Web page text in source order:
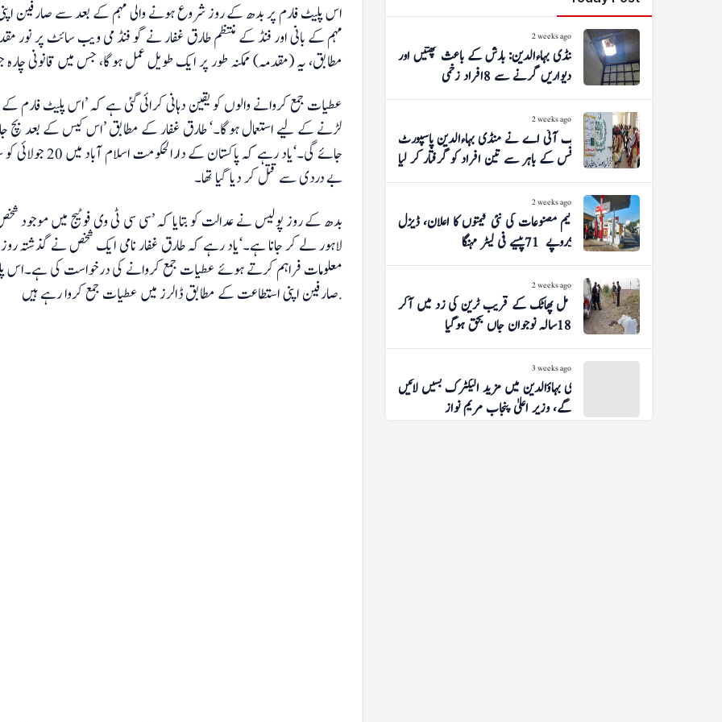
اس پلیٹ فارم پر بدھ کے روز شروع ہونے والی مہم کے بعد سے صارفین
مہم کے بانی اور فنڈ کے منتظم طارق غفار نے گو فنڈ می ویب سائٹ پر
مطابق، یہ (مقدمہ) ممکنہ طور پر ایک طویل عمل ہوگا، جس میں قانونی
لڑنے کے لیے استعمال ہوگا۔‘ طارق غفار کے مطابق ’اس کیس کے بعد بچ
جائے گی۔‘یاد
بے دردی سے قتل کر دیا گیا تھا۔
بدھ کے روز پولیس نے عدالت کو بتایا کہ ’سی سی ٹی وی فوٹیج میں
لاہور لے کر جانا ہے۔‘یاد رہے کہ طارق غفار نامی ایک شخص نے گذشتہ
معلومات فراہم کرتے ہوئے عطیات جمع کروانے کی درخواست کی ہے۔اس
صارفین اپنی استطاعت کے مطابق ڈالرز میں عطیات جمع کروا رہے ہیں.
2 weeks ago
منڈی بہاءالدین: بارش کے باعث چھتیں اور
دیواریں گرنے سے 8 افراد زخمی
2 weeks ago
ایف آئی اے نے منڈی بہاءالدین پاسپورٹ
آفس کے باہر سے تین افراد کو گرفتار کر لیا
2 weeks ago
پیٹرولیم مصنوعات کی نئی قیمتوں کا اعلان، ڈیزل
5 روپے 71 پیسے فی لیٹر مہنگا
2 weeks ago
شوگر مل پھاٹک کے قریب ٹرین کی زد میں آکر
18 سالہ نوجوان جاں بحق ہوگیا
3 weeks ago
منڈی بہاؤالدین میں مزید الیکٹرک بسیں لائیں
گے، وزیر اعلیٰ پنجاب مریم نواز